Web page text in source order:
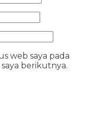
web saya pada
berikutnya.